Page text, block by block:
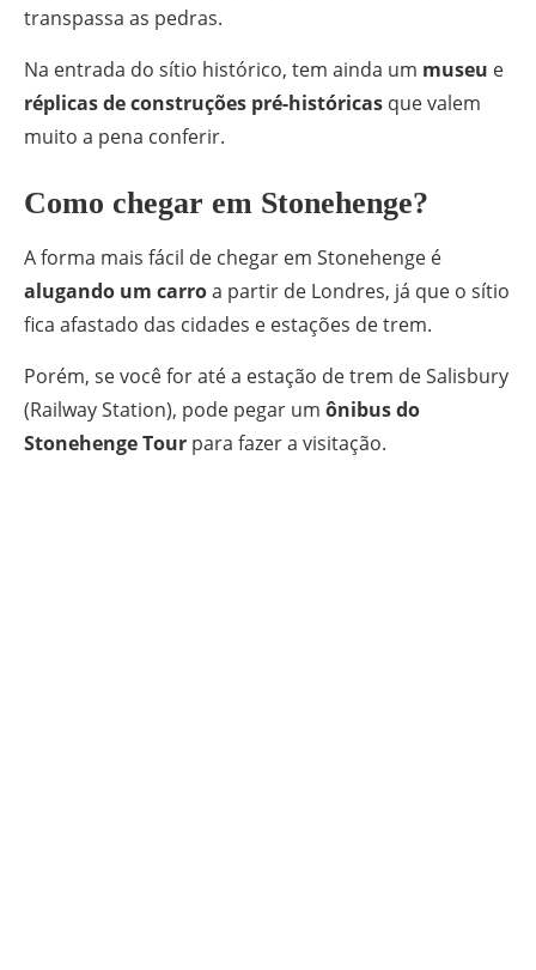
transpassa as pedras.
Na entrada do sítio histórico, tem ainda um museu e
réplicas de construções pré-históricas que valem
muito a pena conferir.
Como chegar em Stonehenge?
A forma mais fácil de chegar em Stonehenge é
alugando um carroa partir de Londres, já que o sítio
fica afastado das cidades e estações de trem.
Porém, se você for até a estação de trem de Salisbury
(Railway Station), pode pegar um ônibus do
Stonehenge Tour para fazer a visitação.